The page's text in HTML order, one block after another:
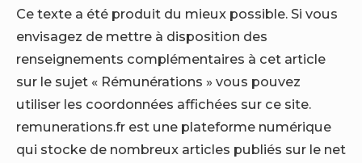
Ce texte a été produit du mieux possible. Si vous
envisagez de mettre à disposition des
renseignements complémentaires à cet article
sur le sujet « Rémunérations » vous pouvez
utiliser les coordonnées affichées sur ce site.
remunerations.fr est une plateforme numérique
qui stocke de nombreux articles publiés sur le net